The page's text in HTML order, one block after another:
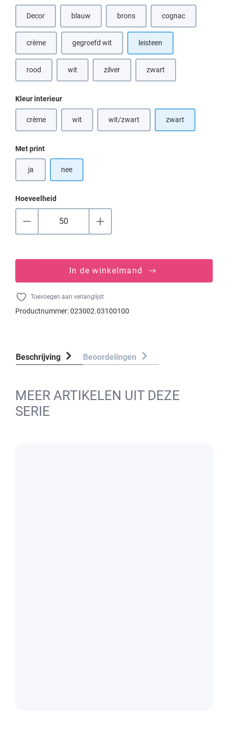
Decor blauw brons
(Deze optie is momenteel niet
cognac(Deze optie is
crème(Deze optie is momenteel niet beschikbaar.)
gegroefd wit leisteen
rood wit(Deze optie is momenteel niet beschikbaar.)
zilver zwart
Selecteer
Kleur interieur
crème(Deze optie is momenteel niet beschikbaar.)
wit(Deze optie is momenteel niet beschikbaar.)
wit/zwart(Deze optie is momenteel niet
zwart
Selecteer
Met print
ja nee
Hoeveelheid
In de winkelmand
Toevoegen aan verlanglijst
Productnummer:023002.03100100
Beschrijving Beoordelingen
MEER ARTIKELEN UIT DEZE
SERIE